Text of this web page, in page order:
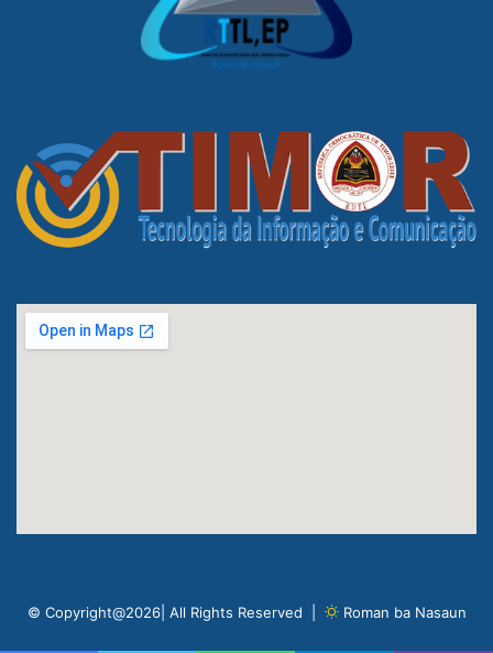
© Copyright@2026| All Rights Reserved | Roman ba Nasaun